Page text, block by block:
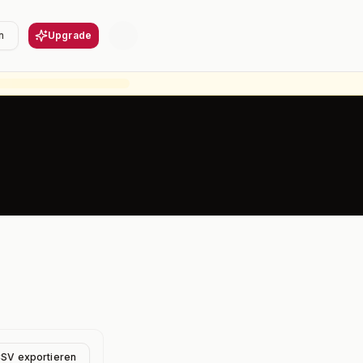
Upgrade
exportieren